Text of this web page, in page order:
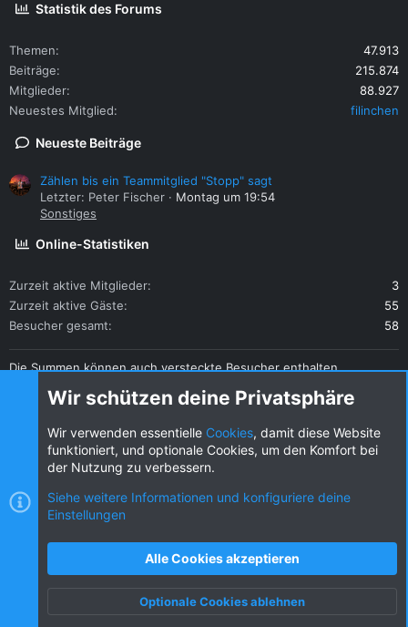
Statistik des Forums
Themen
47.913
Beiträge
215.874
Mitglieder
88.927
Neuestes Mitglied
filinchen
Neueste Beiträge
Zählen bis ein Teammitglied "Stopp" sagt
Letzter: Peter Fischer
Montag um 19:54
Sonstiges
Online-Statistiken
Zurzeit aktive Mitglieder
3
Zurzeit aktive Gäste
55
Besucher gesamt
58
Die Summen können auch versteckte Besucher enthalten.
Diese Seite teilen
Nutzungsbedingungen
Datenschutz
S
Oben Unten
Wir schützen deine Privatsphäre
Wir verwenden essentielle Cookies, damit diese Website
funktioniert, und optionale Cookies, um den Komfort bei
der Nutzung zu verbessern.
Siehe weitere Informationen und konfiguriere deine
Einstellungen
Alle Cookies akzeptieren
Optionale Cookies ablehnen